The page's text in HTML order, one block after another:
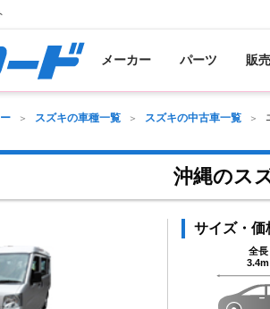
メーカー パーツ 販
スズキの車種一覧 スズキの中古車一覧
沖縄のス
サイズ・価
全長
3.4m